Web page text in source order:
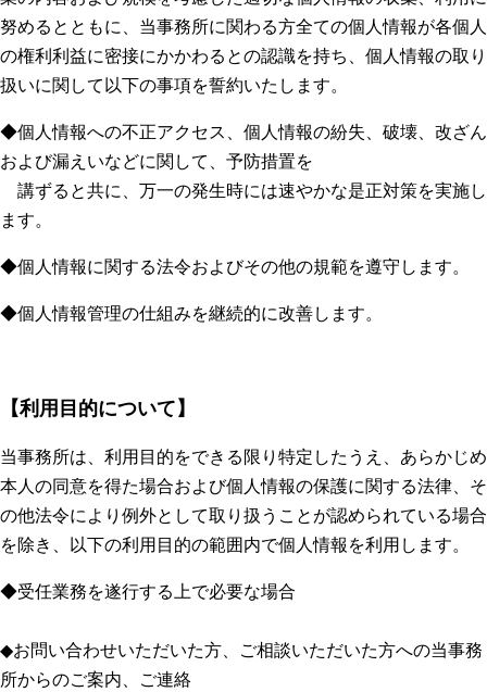
努めるとともに、当事務所に関わる方全ての個人情報が各個人
の権利利益に密接にかかわるとの認識を持ち、個人情報の取り
扱いに関して以下の事項を誓約いたします。
◆個人情報への不正アクセス、個人情報の紛失、破壊、改ざん
および漏えいなどに関して、予防措置を
講ずると共に、万一の発生時には速やかな是正対策を実施し
ます。
◆個人情報に関する法令およびその他の規範を遵守します。
◆個人情報管理の仕組みを継続的に改善します。
【利用目的について】
当事務所は、利用目的をできる限り特定したうえ、あらかじめ
本人の同意を得た場合および個人情報の保護に関する法律、そ
の他法令により例外として取り扱うことが認められている場合
を除き、以下の利用目的の範囲内で個人情報を利用します。
◆受任業務を遂行する上で必要な場合
◆お問い合わせいただいた方、ご相談いただいた方への当事務
所からのご案内、ご連絡